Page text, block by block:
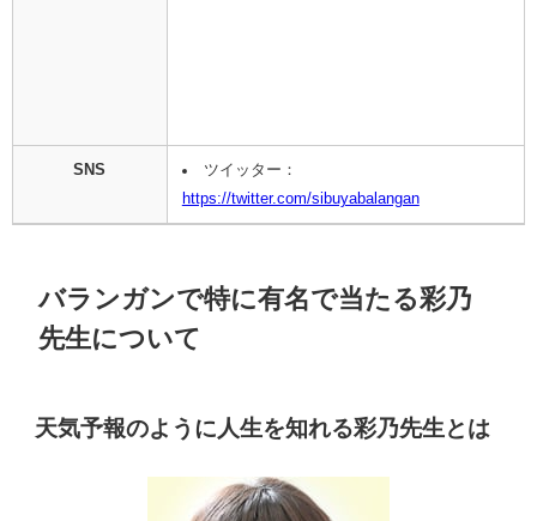
SNS
ツイッター：
https://twitter.com/sibuyabalangan
バランガンで特に有名で当たる彩乃
先生について
天気予報のように人生を知れる彩乃先生とは